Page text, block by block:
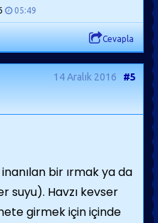
05:49
Cevapla
14 Aralık 2016 #5
bir ırmak ya da
suyu). Havzı kevser
girmek için içinde